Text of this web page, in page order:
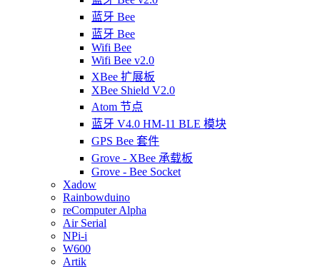
蓝牙 Bee
蓝牙 Bee
Wifi Bee
Wifi Bee v2.0
XBee 扩展板
XBee Shield V2.0
Atom 节点
蓝牙 V4.0 HM-11 BLE 模块
GPS Bee 套件
Grove - XBee 承载板
Grove - Bee Socket
Xadow
Rainbowduino
reComputer Alpha
Air Serial
NPi-i
W600
Artik